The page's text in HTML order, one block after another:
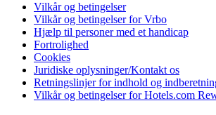
Vilkår og betingelser
Vilkår og betingelser for Vrbo
Hjælp til personer med et handicap
Fortrolighed
Cookies
Juridiske oplysninger/Kontakt os
Retningslinjer for indhold og
Vilkår og betingelser for Hotels.com